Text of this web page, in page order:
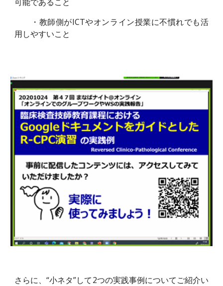
・教師側がICTやオンライン授業に不慣れでも活
用しやすいこと
さらに、“小ネタ”して2つの実践事例についてご紹介い